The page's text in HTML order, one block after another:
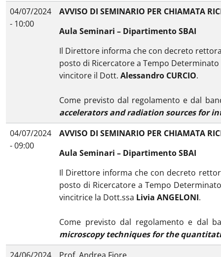
04/07/2024
- 10:00
AVVISO DI SEMINARIO PER CHIAMATA
Aula Seminari – Dipartimento SBAI
Il Direttore informa che con decreto
posto di Ricercatore a Tempo Determinato
vincitore il Dott. Alessandro CURCIO.
Come previsto dal regolamento e dal
accelerators and radiation sources for
04/07/2024
- 09:00
AVVISO DI SEMINARIO PER CHIAMATA
Aula Seminari – Dipartimento SBAI
Il Direttore informa che con decreto
posto di Ricercatore a Tempo Determinato
vincitrice la Dott.ssa Livia ANGELONI.
Come previsto dal regolamento e dal
microscopy techniques for the